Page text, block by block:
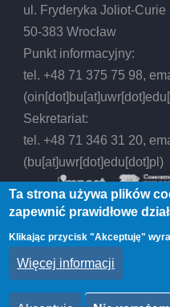
ul. Fryderyka Joliot-Curie
50-383 Wrocław
Punkt informacyjny:
tel. +48 71 375 75 98,
Sekretariat:
tel. +48 71 346 31 20,
(bu[at]uwr[dot]edu[dot]pl)
© 2026 Biblioteka
All rights reserved.
Ta strona używa plików
zapewnić prawidłowe
Klikając przycisk "Akceptuję"
Więcej informacji